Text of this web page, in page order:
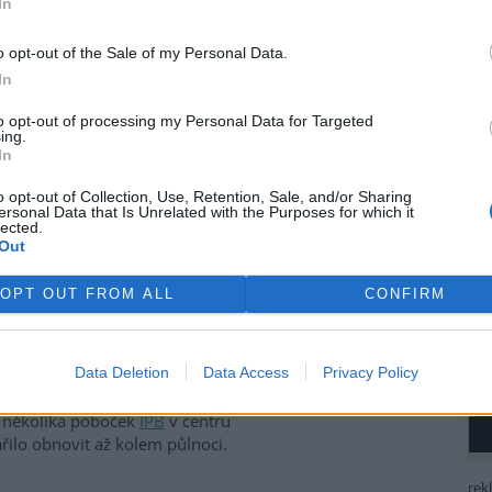
opt-out of the Sale of my Personal Data.
opt-out of processing my Personal Data for Targeted
opt-out of Collection, Use, Retention, Sale, and/or Sharing
Data that Is Unrelated with the Purposes for which it
OPT OUT FROM ALL CONFIRM
Data Deletion Data Access Privacy Policy
EkoListu
úterý 26. září, kdy se
anarchisté a mladí
centrum
zasedání
. Demonstranti se
skončil na Nuselském
pod Vyšehrad. V
dav zaútočil dlažebními
lahvemi na policisty, kteří
snažili zabránit. Pouliční
kdy profesionální
zničili výlohy a vybavení
a rozbily výlohy
pobočekIPBv centru
obnovit až kolem půlnoci.